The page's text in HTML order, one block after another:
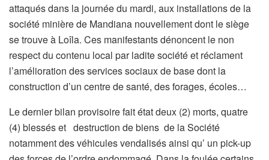
attaqués dans la journée du mardi, aux installations de la
société minière de Mandiana nouvellement dont le siège
se trouve à Loîla. Ces manifestants dénoncent le non
respect du contenu local par ladite société et réclament
l’amélioration des services sociaux de base dont la
construction d’un centre de santé, des forages, écoles…
Le dernier bilan provisoire fait état deux (2) morts, quatre
(4) blessés et destruction de biens de la Société
notamment des véhicules vendalisés ainsi qu’ un pick-up